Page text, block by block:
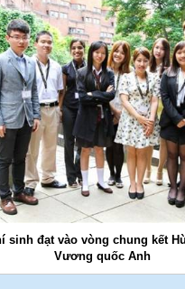
sinh đạt vào vòng chung kết
Vương quốc Anh